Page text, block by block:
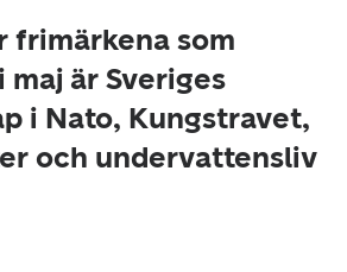
frimärkena som
maj är Sveriges
i Nato, Kungstravet,
och undervattensliv